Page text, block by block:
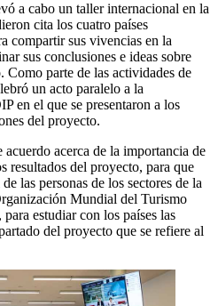
a cabo un taller internacional en la
cita los cuatro países
compartir sus vivencias en la
sus conclusiones e ideas sobre
Como parte de las actividades de
un acto paralelo a la
en el que se presentaron a los
del proyecto.
acerca de la importancia de
resultados del proyecto, para que
las personas de los sectores de la
Mundial del Turismo
estudiar con los países las
del proyecto que se refiere al